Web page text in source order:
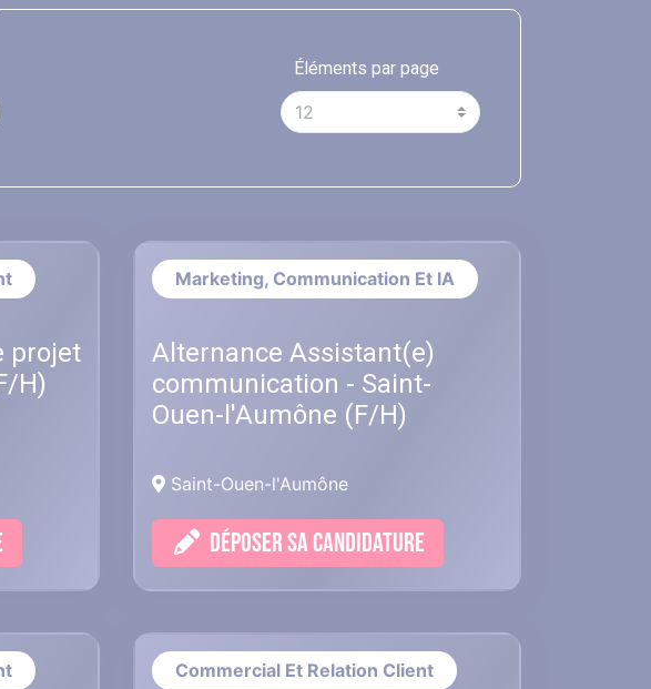
Éléments par page
projet
H)
Marketing, Communication Et IA
Alternance Assistant(e)
communication - Saint-
Ouen-l'Aumône (F/H)
Saint-Ouen-l'Aumône
DÉPOSER SA CANDIDATURE
Commercial Et Relation Client